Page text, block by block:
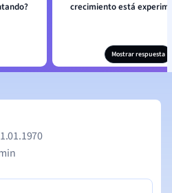
crecimiento está
Mostrar respuesta